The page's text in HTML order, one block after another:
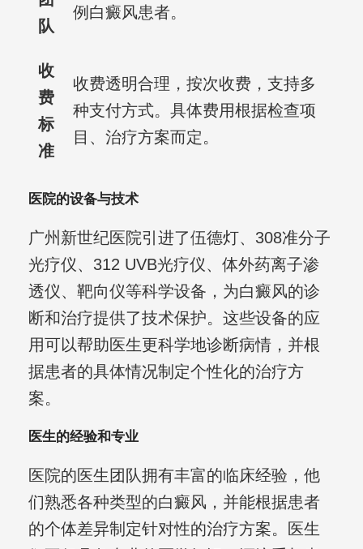
队
例白癜风患者。
收
费
标
准
收费透明合理，按次收费，支持多
种支付方式。具体费用根据检查项
目、治疗方案而定。
医院的设备与技术
广州新世纪医院引进了伍德灯、308准分子
光疗仪、312 UVB光疗仪、体外药离子渗
透仪、靶向仪等科学设备，为白癜风的诊
断和治疗提供了技术保护。这些设备的应
用可以帮助医生更科学地诊断病情，并根
据患者的具体情况制定个性化的治疗方
案。
医生的经验和专业
医院的医生团队拥有丰富的临床经验，他
们熟悉各种类型的白癜风，并能根据患者
的个体差异制定针对性的治疗方案。医生